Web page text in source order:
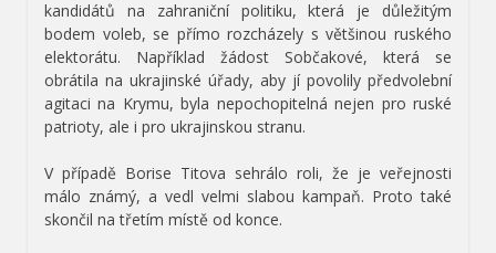
kandidátů na zahraniční politiku, která je důležitým
bodem voleb, se přímo rozcházely s většinou ruského
elektorátu. Například žádost Sobčakové, která se
obrátila na ukrajinské úřady, aby jí povolily předvolební
agitaci na Krymu, byla nepochopitelná nejen pro ruské
patrioty, ale i pro ukrajinskou stranu.
V případě Borise Titova sehrálo roli, že je veřejnosti
málo známý, a vedl velmi slabou kampaň. Proto také
skončil na třetím místě od konce.